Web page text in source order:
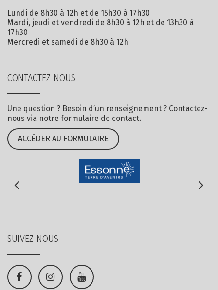
Lundi de 8h30 à 12h et de 15h30 à 17h30
Mardi, jeudi et vendredi de 8h30 à 12h et de 13h30 à
17h30
Mercredi et samedi de 8h30 à 12h
CONTACTEZ-NOUS
Une question ? Besoin d’un renseignement ? Contactez-
nous via notre formulaire de contact.
ACCÉDER AU FORMULAIRE
SUIVEZ-NOUS
Lien
Lien
Lien